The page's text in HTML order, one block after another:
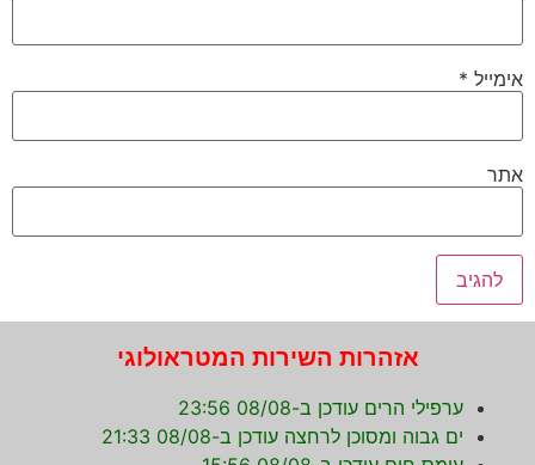
אימייל *
אתר
אזהרות השירות המטראולוגי
ערפילי הרים עודכן ב-08/08 23:56
ים גבוה ומסוכן לרחצה עודכן ב-08/08 21:33